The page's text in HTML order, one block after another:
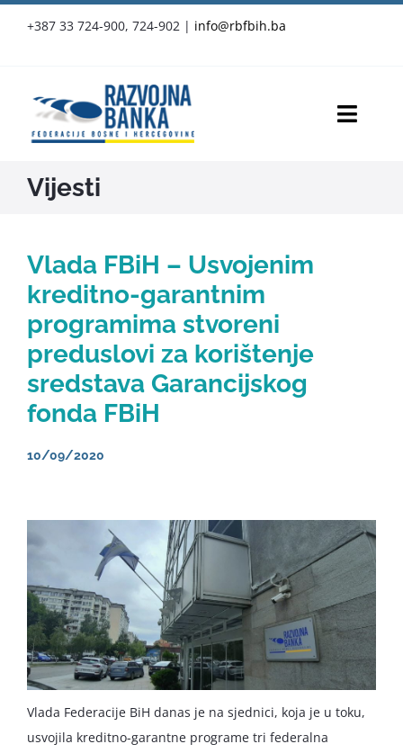
+387 33 724-900, 724-902 | info@rbfbih.ba
Službene objave
Vijesti
Press-clipping
Vijesti
Vlada FBiH – Usvojenim
kreditno-garantnim
programima stvoreni
preduslovi za korištenje
sredstava Garancijskog
fonda FBiH
10/09/2020
Vlada Federacije BiH danas je na sjednici, koja je u toku,
usvojila kreditno-garantne programe tri federalna